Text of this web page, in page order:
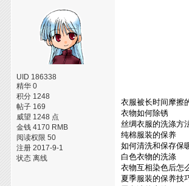
UID 186338
精华 0
积分 1248
帖子 169
威望 1248 点
金钱 4170 RMB
阅读权限 50
注册 2017-9-1
状态 离线
衣服被长时间摩擦
衣物如何除锈
丝绸衣服的洗涤方
纯棉服装的保养
如何清洗和保存保
白色衣物的洗涤
衣物互相染色后怎
夏季服装的保养技